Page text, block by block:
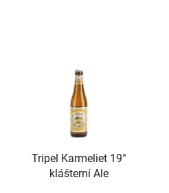
Tripel Karmeliet 19°
klášterní Ale